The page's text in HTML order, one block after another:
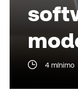
4 mínimo